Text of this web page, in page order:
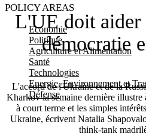
POLICY AREAS
Economie
Politique
Agriculture et Alimentation
Santé
Technologies
Energie, Environnement et
Défense
L'UE doit aider
démocratie
L'accord de l'Ukraine et de la
Kharkov la semaine dernière
à court terme et les simples
Ukraine, écrivent Natalia
think-tank